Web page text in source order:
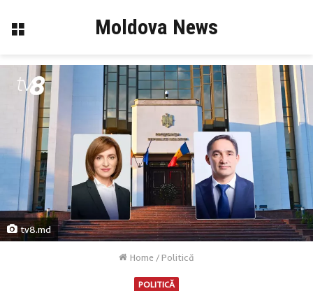
Menu Moldova News
tv8.md
Home /Politică
POLITICĂ